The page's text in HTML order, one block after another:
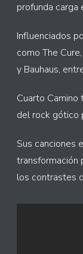
profunda carga
Influenciados
como The
y Bauhaus,
Cuarto
del rock gótico
Sus canciones
transformación
los contrastes